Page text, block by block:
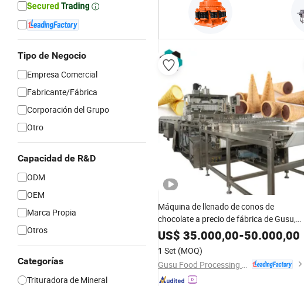
Tipo de Negocio
Empresa Comercial
Fabricante/Fábrica
Corporación del Grupo
Otro
Capacidad de R&D
ODM
OEM
Marca Propia
Otros
Categorías
Trituradora de Mineral
Máquina de llenado de conos de
chocolate a precio de fábrica de Gusu,
máquina de dosificación de galletas
US$ 35.000,00-50.000,00
1 Set (MOQ)